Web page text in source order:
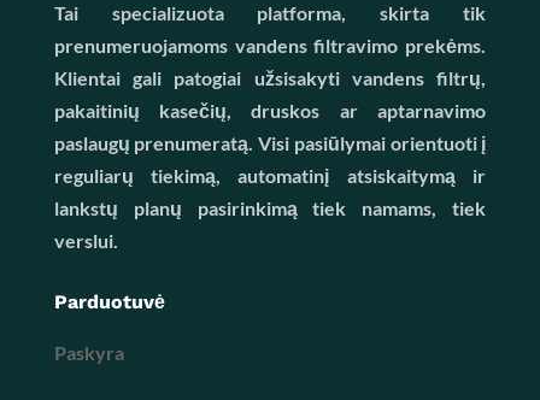
Tai specializuota platforma, skirta tik
prenumeruojamoms vandens filtravimo prekėms.
Klientai gali patogiai užsisakyti vandens filtrų,
pakaitinių kasečių, druskos ar aptarnavimo
paslaugų prenumeratą. Visi pasiūlymai orientuoti į
reguliarų tiekimą, automatinį atsiskaitymą ir
lankstų planų pasirinkimą tiek namams, tiek
verslui.
Parduotuvė
Paskyra